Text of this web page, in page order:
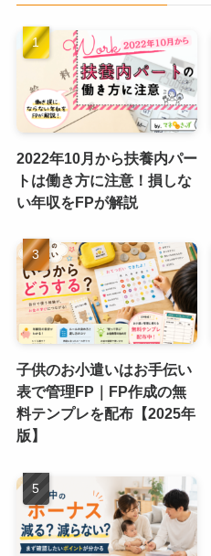
2022年10月から扶養内パー
トは働き方に注意！損しな
い年収をFPが解説
子供のお小遣いはお手伝い
表で管理FP｜FP作成の無
料テンプレを配布【2025年
版】